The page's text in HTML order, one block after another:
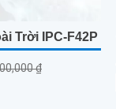
Trời IPC-F42P
₫